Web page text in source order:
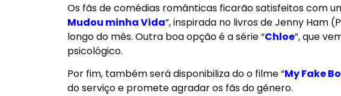
Os fãs de comédias românticas ficarão satisfeitos com
Mudou minha Vida”, inspirada no livros de Jenny Ham
longo do mês. Outra boa opção é a série “Chloe”, que
psicológico.
Por fim, também será disponibiliza do o filme “My Fake
do serviço e promete agradar os fãs do gênero.